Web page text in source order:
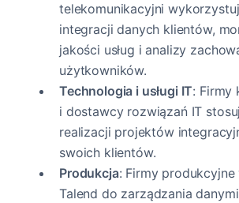
telekomunikacyjni
integracji danych klientów,
jakości usług i analizy
użytkowników.
Technologia i usługi IT: Firmy
i dostawcy rozwiązań IT
realizacji projektów
swoich klientów.
Produkcja: Firmy
Talend do zarządzania danymi